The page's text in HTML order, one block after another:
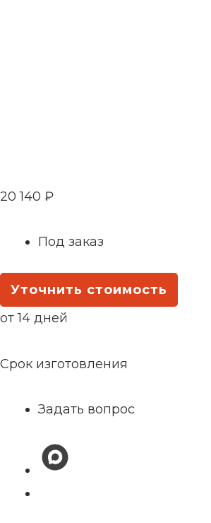
20 140 ₽
Под заказ
Уточнить стоимость
от 14 дней
Срок изготовления
Задать вопрос